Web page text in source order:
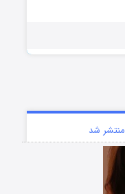
منتشر شد